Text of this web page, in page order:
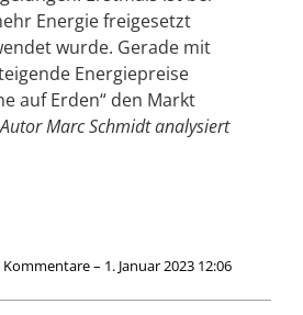
Energie freigesetzt
wurde. Gerade mit
Energiepreise
auf Erden“ den Markt
Autor Marc Schmidt analysiert
Kommentare – 1. Januar 2023 12:06